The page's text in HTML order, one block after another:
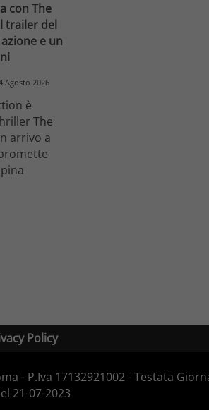
con The
trailer del
e un
Agosto 2026
è
The
arrivo a
Policy
- P.Iva 17132921002 - Testata
21-07-2023